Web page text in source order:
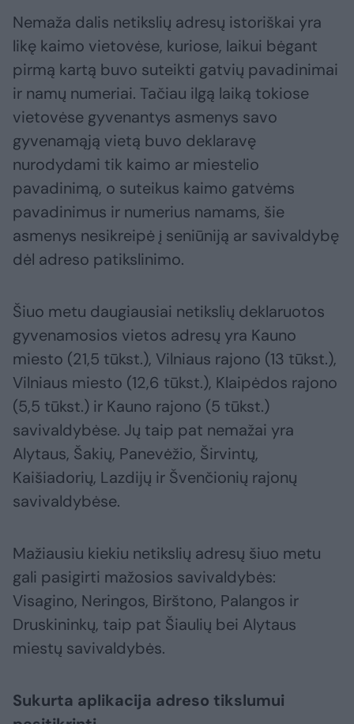
Nemaža dalis netikslių adresų istoriškai yra
likę kaimo vietovėse, kuriose, laikui bėgant
pirmą kartą buvo suteikti gatvių pavadinimai
ir namų numeriai. Tačiau ilgą laiką tokiose
vietovėse gyvenantys asmenys savo
gyvenamąją vietą buvo deklaravę
nurodydami tik kaimo ar miestelio
pavadinimą, o suteikus kaimo gatvėms
pavadinimus ir numerius namams, šie
asmenys nesikreipė į seniūniją ar savivaldybę
dėl adreso patikslinimo.
Šiuo metu daugiausiai netikslių deklaruotos
gyvenamosios vietos adresų yra Kauno
miesto (21,5 tūkst.), Vilniaus rajono (13 tūkst.),
Vilniaus miesto (12,6 tūkst.), Klaipėdos rajono
(5,5 tūkst.) ir Kauno rajono (5 tūkst.)
savivaldybėse. Jų taip pat nemažai yra
Alytaus, Šakių, Panevėžio, Širvintų,
Kaišiadorių, Lazdijų ir Švenčionių rajonų
savivaldybėse.
Mažiausiu kiekiu netikslių adresų šiuo metu
gali pasigirti mažosios savivaldybės:
Visagino, Neringos, Birštono, Palangos ir
Druskininkų, taip pat Šiaulių bei Alytaus
miestų savivaldybės.
Sukurta aplikacija adreso tikslumui